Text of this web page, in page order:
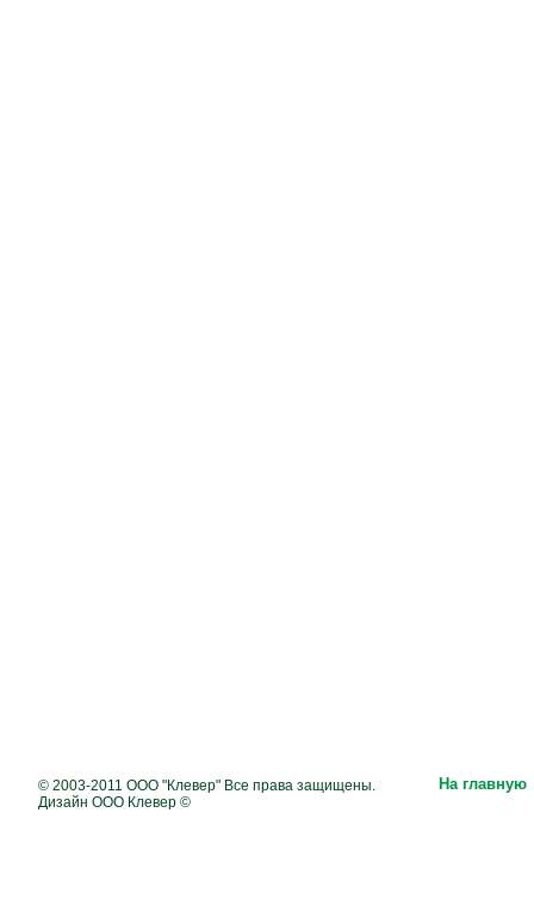
© 2003-2011 ООО "Клевер" Все права защищены.
Дизайн ООО Клевер ©
На главную